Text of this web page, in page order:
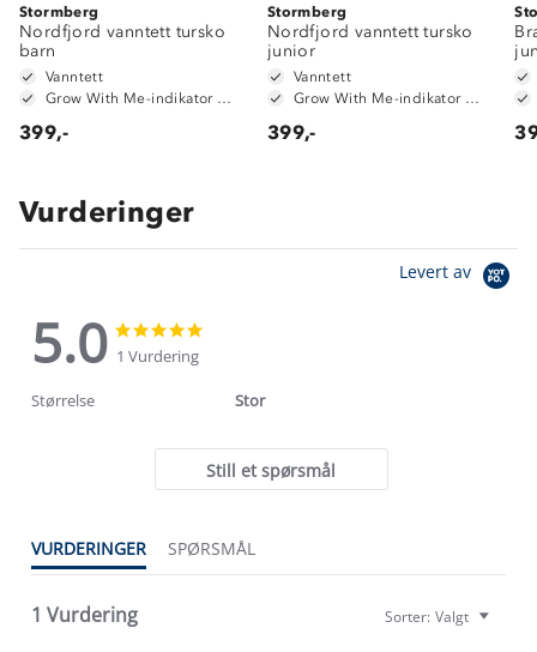
Stormberg
Nordfjord vanntett tursko
barn
Vanntett
399,-
Stormberg
Nordfjord vanntett tursko
junior
Vanntett
399,-
Vurderinger
Levert av
5.0
5.0
star
rating
1 Vurdering
Størrelse Stor
Still et spørsmål
VURDERINGER SPØRSMÅL
1 Vurdering Sorter: Valgt
Klima og miljø